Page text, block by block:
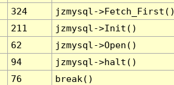
324
jzmysql-
211
jzmysql->Init()
62
jzmysql->Open()
94
jzmysql->halt()
76 break()